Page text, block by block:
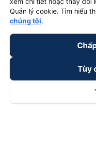
Quản lý cookie. Tìm hiểu
chúng tôi.
Tùy